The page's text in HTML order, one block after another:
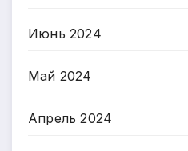
Июнь 2024
Май 2024
Апрель 2024